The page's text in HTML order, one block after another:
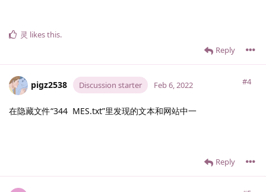
Reply
灵 likes this.
pigz2538 Discussion starter #4
Feb 6, 2022
在隐藏文件“344 MES.txt”里发现的文本和网站中一
Reply